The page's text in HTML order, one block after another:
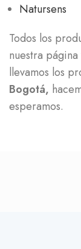
Natursens
Todos los
nuestra
llevamos los
Bogotá,
esperamos.